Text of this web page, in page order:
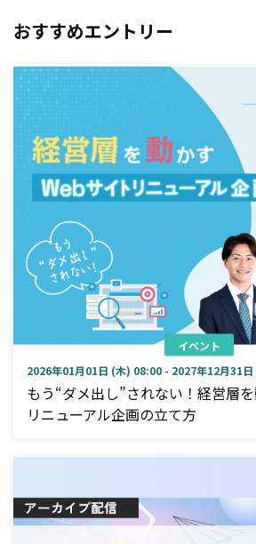
おすすめエントリー
イベント
2026年01月01日 (木) 08:00 - 2027年12月31
もう“ダメ出し”されない！経営層
リニューアル企画の立て方